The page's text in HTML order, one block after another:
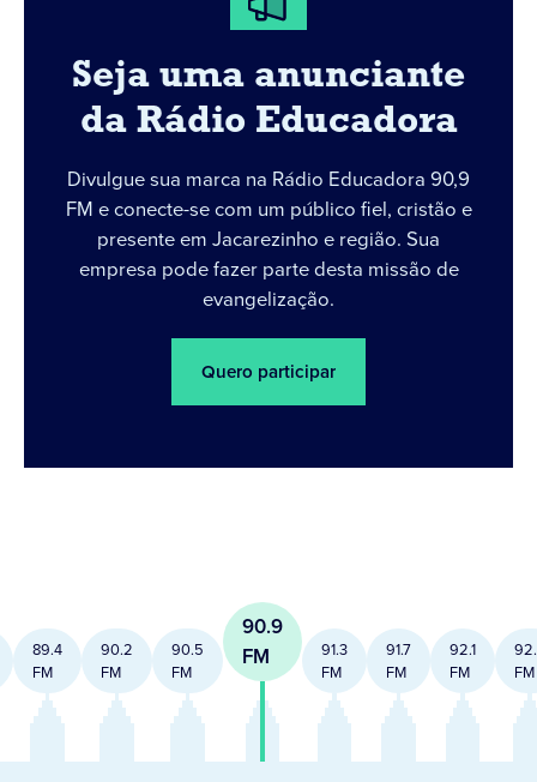
Seja uma anunciante
da Rádio Educadora
Divulgue sua marca na Rádio Educadora 90,9
FM e conecte-se com um público fiel, cristão e
presente em Jacarezinho e região. Sua
empresa pode fazer parte desta missão de
evangelização.
Quero participar
89.4
FM
90.2
FM
90.5
FM
90.9
FM
91.3
FM
91.7
FM
92.1
FM
FM